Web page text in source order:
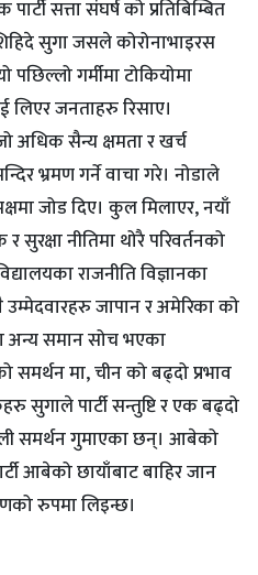
सत्ता संघर्ष को प्रतिबिम्बित
सुगा जसले कोरोनाभाइरस
पछिल्लो गर्मीमा टोकियोमा
लिएर जनताहरु रिसाए।
अधिक सैन्य क्षमता र खर्च
भ्रमण गर्ने वाचा गरे। नोडाले
जोड दिए। कुल मिलाएर, नयाँ
नीतिमा थोरै परिवर्तनको
राजनीति विज्ञानका
जापान र अमेरिका को
अन्य समान सोच भएका
समर्थन मा, चीन को बढ्दो प्रभाव
सुगाले पार्टी सन्तुष्टि र एक बढ्दो
समर्थन गुमाएका छन्। आबेको
आबेको छायाँबाट बाहिर जान
रुपमा लिइन्छ।